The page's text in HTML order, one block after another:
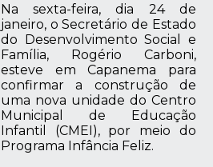
Na sexta-feira, dia 24 de
janeiro, o Secretário de Estado
do Desenvolvimento Social e
Família, Rogério Carboni,
esteve em Capanema para
confirmar a construção de
uma nova unidade do Centro
Municipal de Educação
Infantil (CMEI), por meio do
Programa Infância Feliz.